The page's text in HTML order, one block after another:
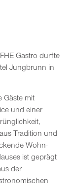
Gastro durfte
Jungbrunn in
Gäste mit
und einer
Tradition und
Wohn-
ist geprägt
der